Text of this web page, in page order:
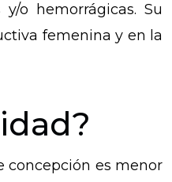
o hemorrágicas. Su
femenina y en la
concepción es menor